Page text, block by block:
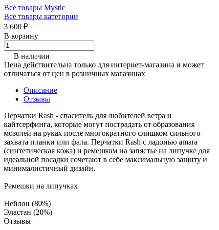
Все товары Mystic
Все товары категории
3 600 ₽
В корзину
В наличии
Цена действительна только для интернет-магазина и может
отличаться от цен в розничных магазинах
Описание
Отзывы
Перчатки Rash - спаситель для любителей ветра и
кайтсерфинга, которые могут пострадать от образования
мозолей на руках после многократного слишком сильного
захвата планки или фала. Перчатки Rash с ладонью amara
(синтетическая кожа) и ремешком на запястье на липучке для
идеальной посадки сочетают в себе максимальную защиту и
минималистичный дизайн.
Ремешки на липучках
Нейлон (80%)
Эластан (20%)
Отзывы